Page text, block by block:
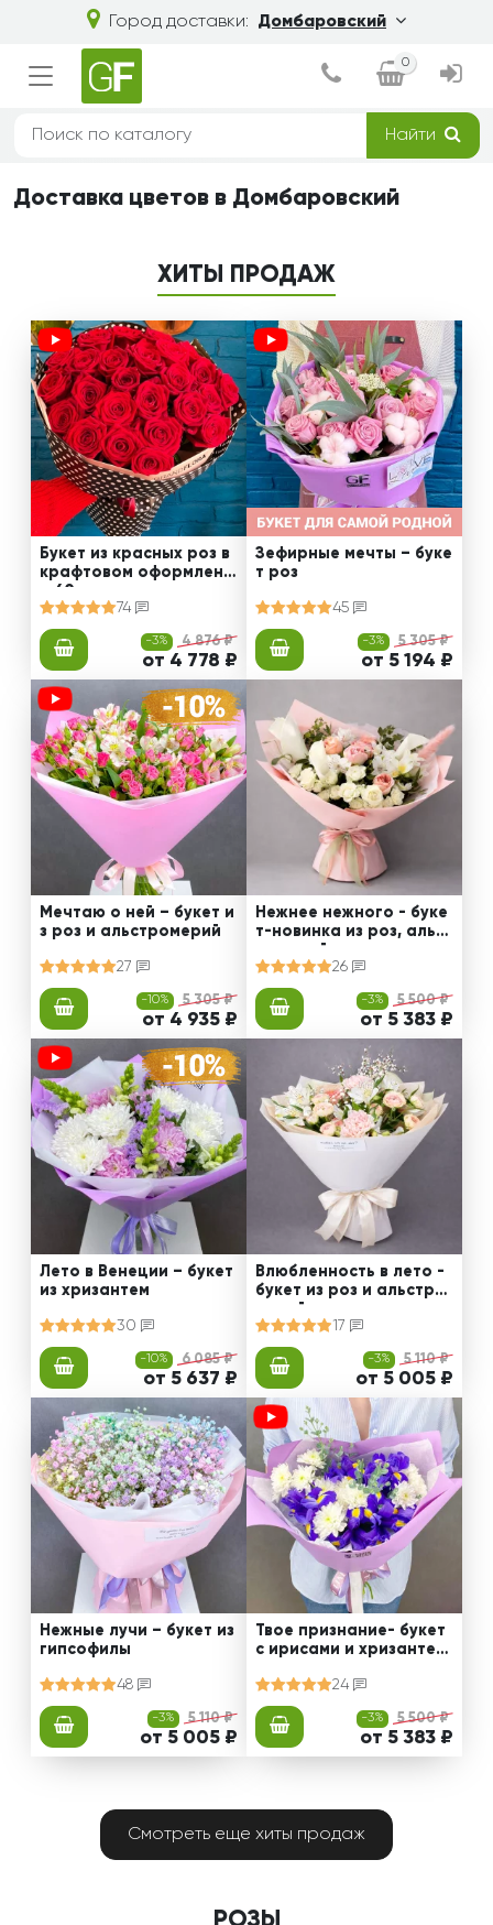
Город доставки: Домбаровский
0
Найти
Доставка цветов в Домбаровский
ХИТЫ ПРОДАЖ
Букет из красных роз в
крафтовом оформлени
и 60 см
74
-3% 4 876 ₽
от 4 778 ₽
Зефирные мечты – буке
т роз
45
-3% 5 305 ₽
от 5 194 ₽
Мечтаю о ней – букет и
з роз и альстромерий
27
-10% 5 305 ₽
от 4 935 ₽
Нежнее нежного - буке
т-новинка из роз, альст
ромерий и калл
26
-3% 5 500 ₽
от 5 383 ₽
Лето в Венеции – букет
из хризантем
30
-10% 6 085 ₽
от 5 637 ₽
Влюбленность в лето -
букет из роз и альстро
мерий
17
-3% 5 110 ₽
от 5 005 ₽
Нежные лучи – букет из
гипсофилы
48
-3% 5 110 ₽
от 5 005 ₽
Твое признание- букет
с ирисами и хризантем
24
-3% 5 500 ₽
от 5 383 ₽
Смотреть еще хиты продаж
РОЗЫ